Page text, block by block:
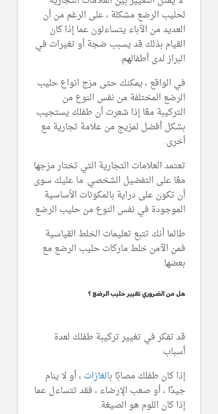
لحليب الرضع مشكلة ، على الرغم من أن
العديد من الآباء يتساءلون عما إذا كان
القيام بذلك قد يسبب ضجة أو تغيرات في
البراز لدى أطفالهم.
في الواقع ، يمكنك حتى مزج انواع حليب
الرضع المختلفة من نفس النوع من
التركيبة معًا إذا شعرت أن طفلك يستجيب
بشكل أفضل لمزيج من علامة تجارية مع
أخرى.
تعتمد العلامات التجارية التي تختار مزجها
معًا على التفضيل الشخصي. ما عليك سوى
أن تكون على دراية بالمكونات الأساسية
الموجودة في نفس النوع من حليب الرضع.
طالما أنك تتبع تعليمات الخلط القياسية
فمن الآمن خلط ماركات حليب الرضع مع
بعضها.
هل من الضروري تغيير حليب الرضع ؟
قد تفكر في تغيير تركيبة طفلك لعدة
أسباب:
إذا كان طفلك مصابًا بالغازات ، أو لا ينام
جيدًا ، أو صعب الإرضاء ، فقد تتساءل عما
إذا كان اللوم هو الصيغة.